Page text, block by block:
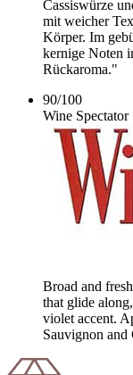
Cassiswürze
mit weicher
Körper. Im
kernige Noten
Rückaroma."
90/100
Wine Spectator
Broad and
that glide
violet accent.
Sauvignon